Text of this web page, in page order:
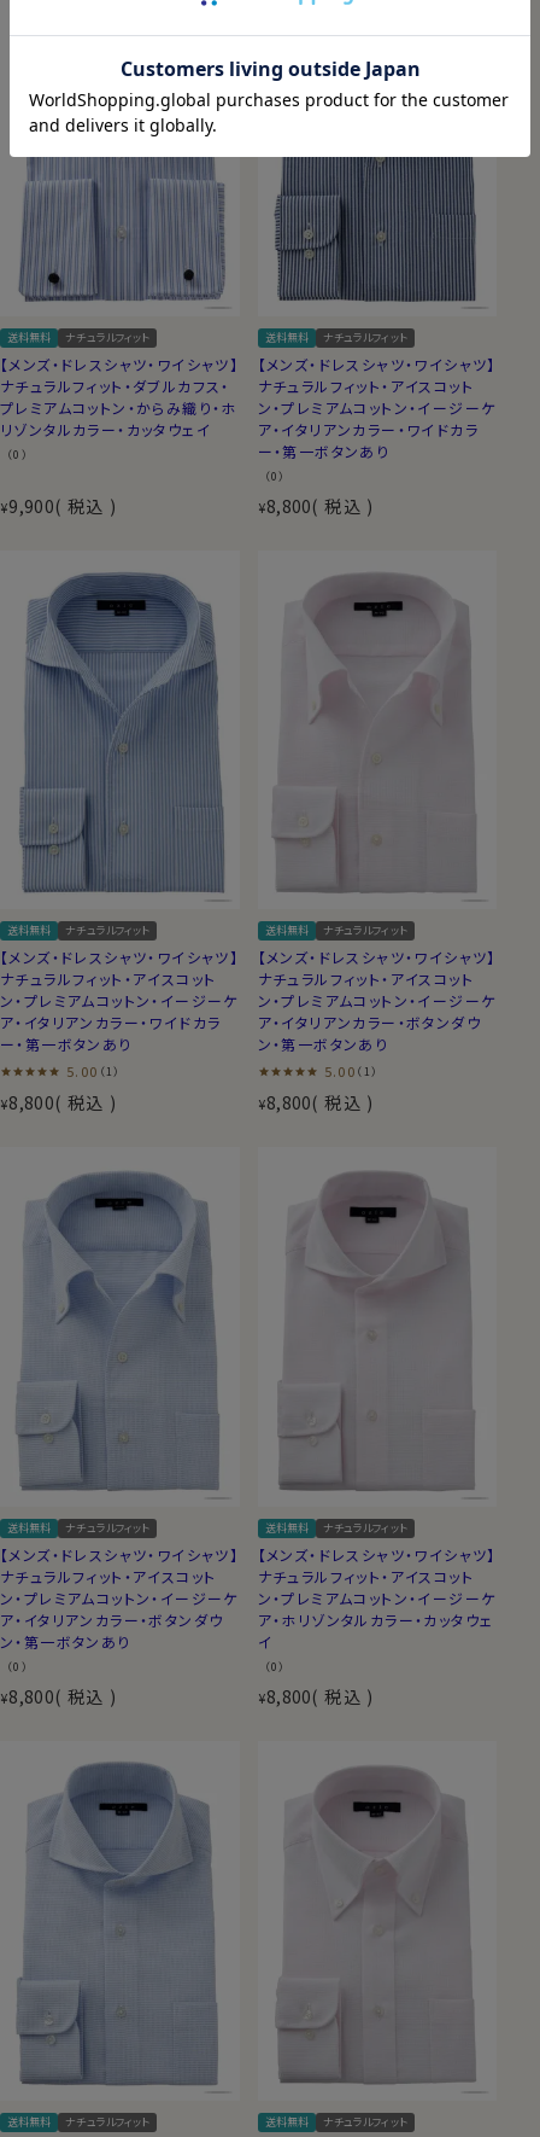
送料無料 ナチュラルフィット
【メンズ・ドレスシャツ・ワイシャツ】
ナチュラルフィット・ダブルカフス・
プレミアムコットン・からみ織り・ホ
リゾンタルカラー・カッタウェイ
（0）
¥9,900 税込
送料無料 ナチュラルフィット
【メンズ・ドレスシャツ・ワイシャツ】
ナチュラルフィット・アイスコット
ン・プレミアムコットン・イージーケ
ア・イタリアンカラー・ワイドカラ
ー・第一ボタンあり
（0）
¥8,800 税込
送料無料 ナチュラルフィット
【メンズ・ドレスシャツ・ワイシャツ】
ナチュラルフィット・アイスコット
ン・プレミアムコットン・イージーケ
ア・イタリアンカラー・ワイドカラ
ー・第一ボタンあり
5.00 （1）
¥8,800 税込
送料無料 ナチュラルフィット
【メンズ・ドレスシャツ・ワイシャツ】
ナチュラルフィット・アイスコット
ン・プレミアムコットン・イージーケ
ア・イタリアンカラー・ボタンダウ
ン・第一ボタンあり
5.00 （1）
¥8,800 税込
送料無料 ナチュラルフィット
【メンズ・ドレスシャツ・ワイシャツ】
ナチュラルフィット・アイスコット
ン・プレミアムコットン・イージーケ
ア・イタリアンカラー・ボタンダウ
ン・第一ボタンあり
（0）
¥8,800 税込
送料無料 ナチュラルフィット
【メンズ・ドレスシャツ・ワイシャツ】
ナチュラルフィット・アイスコット
ン・プレミアムコットン・イージーケ
ア・ホリゾンタルカラー・カッタウェ
イ
（0）
¥8,800 税込
送料無料 ナチュラルフィット 送料無料 ナチュラルフィット